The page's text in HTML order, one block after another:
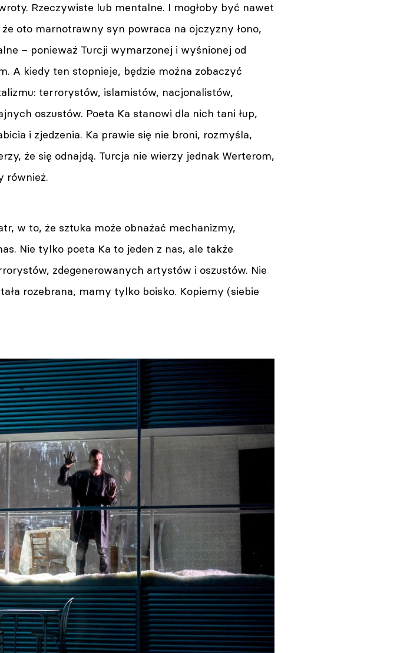
Rzeczywiste lub mentalne. I mogłoby być nawet
oto marnotrawny syn powraca na ojczyzny łono,
– ponieważ Turcji wymarzonej i wyśnionej od
A kiedy ten stopnieje, będzie można zobaczyć
terrorystów, islamistów, nacjonalistów,
oszustów. Poeta Ka stanowi dla nich tani łup,
i zjedzenia. Ka prawie się nie broni, rozmyśla,
że się odnajdą. Turcja nie wierzy jednak Werterom,
również.
w to, że sztuka może obnażać mechanizmy,
Nie tylko poeta Ka to jeden z nas, ale także
zdegenerowanych artystów i oszustów. Nie
rozebrana, mamy tylko boisko. Kopiemy (siebie